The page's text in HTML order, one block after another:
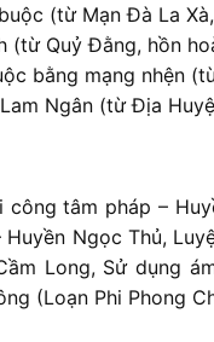
(từ Mạn Đà La
(từ Quỷ Đằng, hồn
bằng mạng nhện
Ngân (từ Địa
tâm pháp –
Ngọc Thủ,
Long, Sử dụng
(Loạn Phi Phong